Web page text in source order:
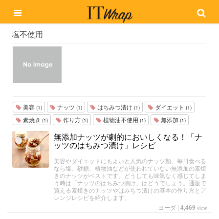
塩不使用
美容 (1) ナッツ (1) はちみつ漬け (1) ダイエット (1)
素焼き (1) 作り方 (1) 植物油不使用 (1) 無添加 (1)
無添加ナッツが劇的においしくなる！「ナ
ッツのはちみつ漬け」レシピ
美容やダイエットにもよいと人気のナッツ類。毎日食べる
なら塩、砂糖、植物油などが使われていない無添加の素焼
きのナッツがベストです。どうしても味気なく感じてしま
う時は「ナッツのはちみつ漬け」はどうでしょう。通販で
買える素焼きのナッツやはみちつ漬けの基本の作り方とア
レンジレシピを紹介します。
ヨーダ | 4,469 view